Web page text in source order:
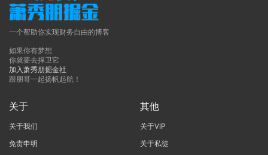
一个帮助你实现财务自由的博客
如果你有梦想
你就要去捍卫它
加入萧秀朋掘金社
跟朋哥一起扬帆起航！
关于
关于我们
免责申明
其他
关于VIP
关于私徒